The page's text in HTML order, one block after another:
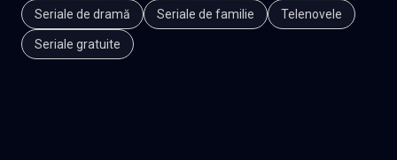
Seriale de dramă Seriale de familie Telenovele
Seriale gratuite